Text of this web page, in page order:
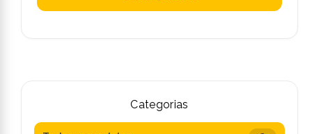
Categorias